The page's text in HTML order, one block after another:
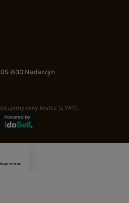
05-830 Nadarzyn
ceny brutto (z VAT).
okresu